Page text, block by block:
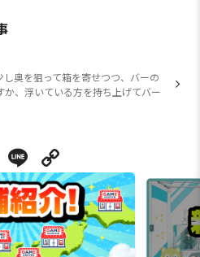
奥を狙って箱を寄せつつ、バーの
か、浮いている方を持ち上げてバー
X Line